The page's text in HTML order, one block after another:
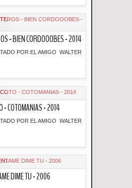
- BIEN CORDOOOBES - 2014
POR EL AMIGO WALTER
- COTOMANIAS - 2014
POR EL AMIGO WALTER
DIME TU - 2006